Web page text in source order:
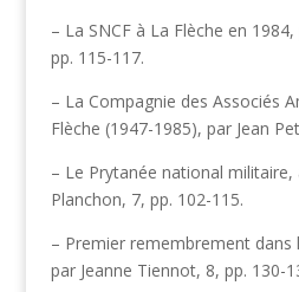
– La SNCF à La Flèche en
pp. 115-117.
– La Compagnie des Associés
Flèche (1947-1985), par Jean
– Le Prytanée national militaire,
Planchon, 7, pp. 102-115.
– Premier remembrement dans
par Jeanne Tiennot, 8, pp. 130-